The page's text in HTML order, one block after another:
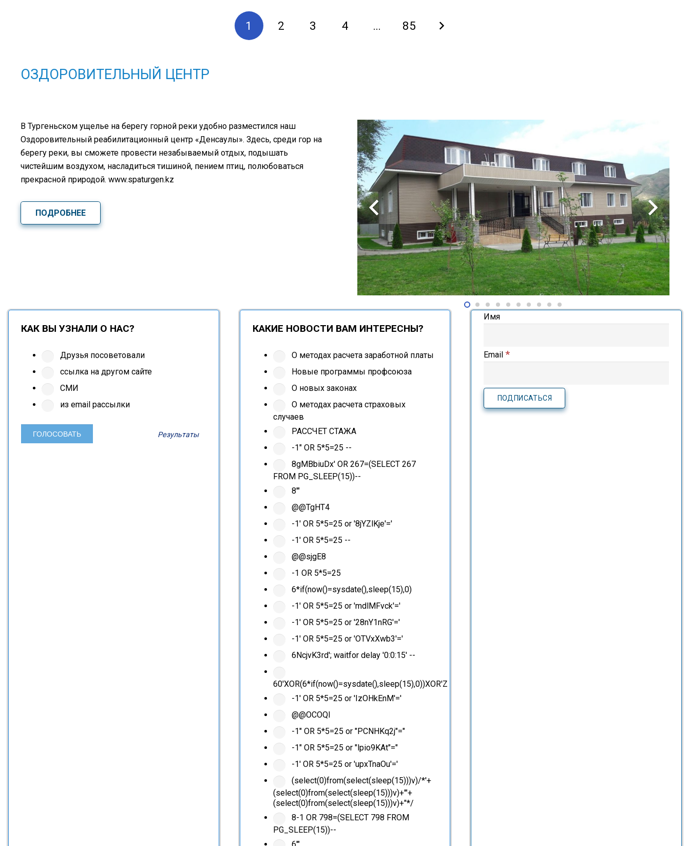
1 2 3 4 … 85
ОЗДОРОВИТЕЛЬНЫЙ ЦЕНТР
В Тургеньском ущелье на берегу горной реки удобно разместился наш
Оздоровительный реабилитационный центр «Денсаулық». Здесь, среди гор на
берегу реки, вы сможете провести незабываемый отдых, подышать
чистейшим воздухом, насладиться тишиной, пением птиц, полюбоваться
прекрасной природой. www.spaturgen.kz
ПОДРОБНЕЕ
КАК ВЫ УЗНАЛИ О НАС?
Друзья посоветовали
ссылка на другом сайте
СМИ
из email рассылки
Результаты
КАКИЕ НОВОСТИ ВАМ ИНТЕРЕСНЫ?
О методах расчета заработной платы
Новые программы профсоюза
О новых законах
О методах расчета страховых
случаев
РАССЧЕТ СТАЖА
-1" OR 5*5=25 --
8gMBbiuDx' OR 267=(SELECT 267
FROM PG_SLEEP(15))--
8'"
@@TgHT4
-1' OR 5*5=25 or '8jYZlKje'='
-1' OR 5*5=25 --
@@sjgE8
-1 OR 5*5=25
6*if(now()=sysdate(),sleep(15),0)
-1' OR 5*5=25 or 'mdlMFvck'='
-1' OR 5*5=25 or '28nY1nRG'='
-1' OR 5*5=25 or 'OTVxXwb3'='
6NcjvK3rd'; waitfor delay '0:0:15' --
60'XOR(6*if(now()=sysdate(),sleep(15),0))XOR'Z
-1' OR 5*5=25 or 'IzOHkEnM'='
@@OCOQl
-1" OR 5*5=25 or "PCNHKq2j"="
-1" OR 5*5=25 or "lpio9KAt"="
-1' OR 5*5=25 or 'upxTnaOu'='
(select(0)from(select(sleep(15)))v)/*'+
(select(0)from(select(sleep(15)))v)+'"+
(select(0)from(select(sleep(15)))v)+"*/
8-1 OR 798=(SELECT 798 FROM
PG_SLEEP(15))--
Имя
Email*